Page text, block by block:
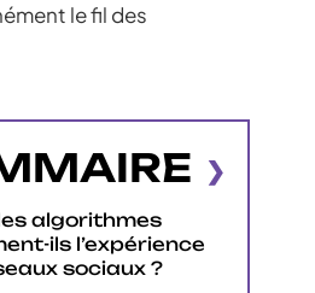
le fil des
algorithmes
ils l’expérience
sociaux ?